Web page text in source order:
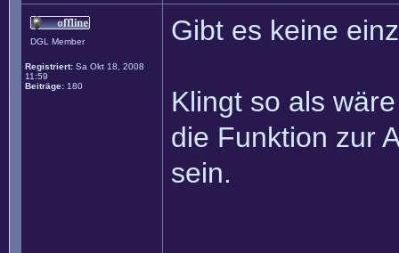
DGL Member
Registriert: Sa Okt 18, 2008
11:59
Beiträge: 180
Gibt es keine
Klingt so als
die Funktion zur
sein.